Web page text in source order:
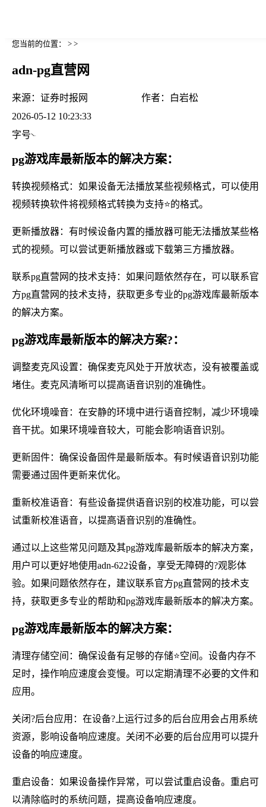
您当前的位置： > >
adn-pg直营网
来源： 证券时报网 作者：
白岩松
2026-05-12 10:23:33
字号
pg游戏库最新版本的解决方案：
转换视频格式：如果设备无法播放某些视频格式，可以使用
视频转换软件将视频格式转换为支持⭐的格式。
更新播放器：有时候设备内置的播放器可能无法播放某些格
式的视频。可以尝试更新播放器或下载第三方播放器。
联系pg直营网的技术支持：如果问题依然存在，可以联系官
方pg直营网的技术支持，获取更多专业的pg游戏库最新版本
的解决方案。
pg游戏库最新版本的解决方案?：
调整麦克风设置：确保麦克风处于开放状态，没有被覆盖或
堵住。麦克风清晰可以提高语音识别的准确性。
优化环境噪音：在安静的环境中进行语音控制，减少环境噪
音干扰。如果环境噪音较大，可能会影响语音识别。
更新固件：确保设备固件是最新版本。有时候语音识别功能
需要通过固件更新来优化。
重新校准语音：有些设备提供语音识别的校准功能，可以尝
试重新校准语音，以提高语音识别的准确性。
通过以上这些常见问题及其pg游戏库最新版本的解决方案，
用户可以更好地使用adn-622设备，享受无障碍的?观影体
验。如果问题依然存在，建议联系官方pg直营网的技术支
持，获取更多专业的帮助和pg游戏库最新版本的解决方案。
pg游戏库最新版本的解决方案：
清理存储空间：确保设备有足够的存储⭐空间。设备内存不
足时，操作响应速度会变慢。可以定期清理不必要的文件和
应用。
关闭?后台应用：在设备?上运行过多的后台应用会占用系统
资源，影响设备响应速度。关闭不必要的后台应用可以提升
设备的响应速度。
重启设备：如果设备操作异常，可以尝试重启设备。重启可
以清除临时的系统问题，提高设备响应速度。